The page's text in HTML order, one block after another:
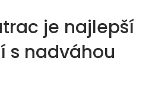
je najlepší
s nadváhou